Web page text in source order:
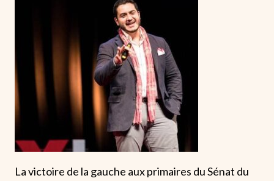
La victoire de la gauche aux primaires du Sénat du